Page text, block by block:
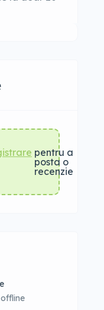
pentru a
posta o
recenzie